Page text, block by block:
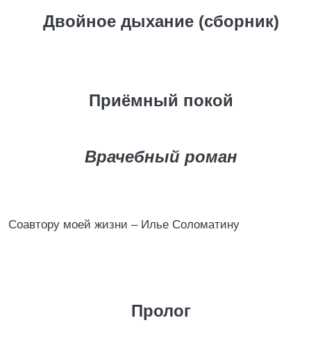
Двойное дыхание (сборник)
Приёмный покой
Врачебный роман
Соавтору моей жизни – Илье Соломатину
Пролог